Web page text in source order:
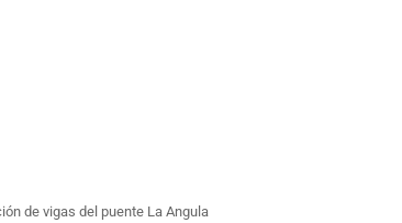
de vigas del puente La Angula